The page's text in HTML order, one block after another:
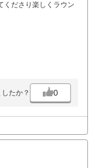
くださり楽しくラウン
たか？ 0